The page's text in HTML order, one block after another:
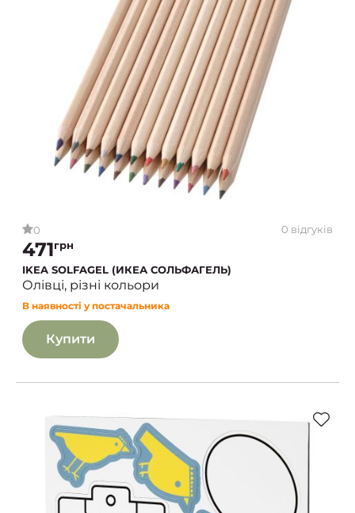
0 0 відгуків
471грн
IKEA SOLFAGEL (ИКЕА СОЛЬФАГЕЛЬ)
Олівці, різні кольори
В наявності у постачальника
Купити